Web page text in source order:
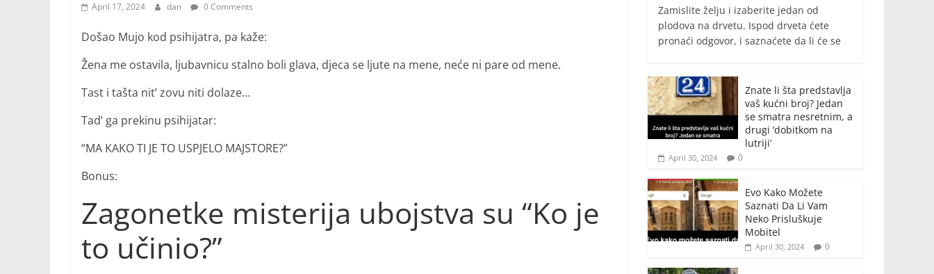
April 17, 2024 dan 0 Comments
Došao Mujo kod psihijatra, pa kaže:
Žena me ostavila, ljubavnicu stalno boli glava, djeca se ljute na mene, neće ni pare od mene.
Tast i tašta nit’ zovu niti dolaze…
Tad’ ga prekinu psihijatar:
“MA KAKO TI JE TO USPJELO MAJSTORE?”
Bonus:
Zagonetke misterija ubojstva su “Ko je
to učinio?”
Zamislite želju i izaberite jedan od
plodova na drvetu. Ispod drveta ćete
pronaći odgovor, i saznaćete da li će se
Znate li šta predstavlja
vaš kućni broj? Jedan
se smatra nesretnim, a
drugi ‘dobitkom na
lutriji’
April 30, 2024 0
Evo Kako Možete
Saznati Da Li Vam
Neko Prisluškuje
Mobitel
April 30, 2024 0